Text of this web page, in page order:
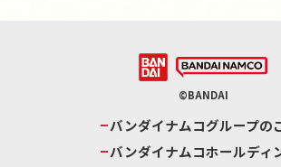
©BANDAI
バンダイナムコグループの
バンダイナムコホールディ